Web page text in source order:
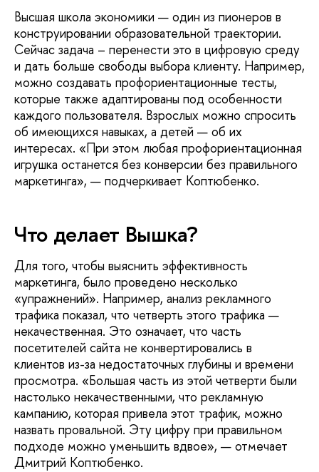
Высшая школа экономики — один из пионеров в
конструировании образовательной траектории.
Сейчас задача – перенести это в цифровую среду
и дать больше свободы выбора клиенту. Например,
можно создавать профориентационные тесты,
которые также адаптированы под особенности
каждого пользователя. Взрослых можно спросить
об имеющихся навыках, а детей — об их
интересах. «При этом любая профориентационная
игрушка останется без конверсии без правильного
маркетинга», — подчеркивает Коптюбенко.
Что делает Вышка?
Для того, чтобы выяснить эффективность
маркетинга, было проведено несколько
«упражнений». Например, анализ рекламного
трафика показал, что четверть этого трафика —
некачественная. Это означает, что часть
посетителей сайта не конвертировались в
клиентов из-за недостаточных глубины и времени
просмотра. «Большая часть из этой четверти были
настолько некачественными, что рекламную
кампанию, которая привела этот трафик, можно
назвать провальной. Эту цифру при правильном
подходе можно уменьшить вдвое», — отмечает
Дмитрий Коптюбенко.